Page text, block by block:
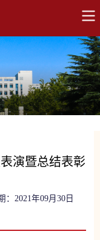
演暨总结表彰
：2021年09月30日